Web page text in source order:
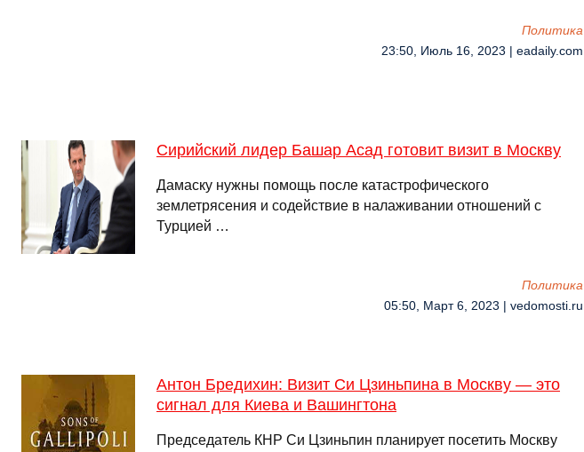
Политика
23:50, Июль 16, 2023 | eadaily.com
Сирийский лидер Башар Асад готовит визит в Москву
Дамаску нужны помощь после катастрофического
землетрясения и содействие в налаживании отношений с
Турцией …
Политика
05:50, Март 6, 2023 | vedomosti.ru
Антон Бредихин: Визит Си Цзиньпина в Москву — это
сигнал для Киева и Вашингтона
Председатель КНР Си Цзиньпин планирует посетить Москву